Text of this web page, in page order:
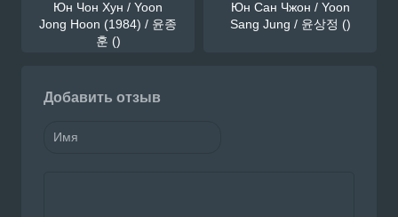
Юн Чон Хун / Yoon
Jong Hoon (1984) / 윤종
훈 ()
Юн Сан Чжон / Yoon
Sang Jung / 윤상정 ()
Добавить отзыв